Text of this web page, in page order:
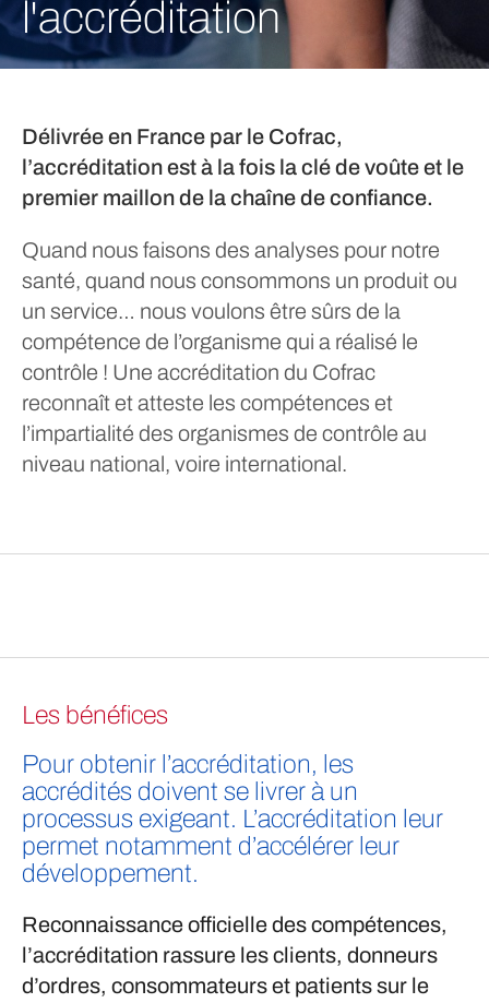
l'accréditation
Délivrée en France par le Cofrac,
l’accréditation est à la fois la clé de voûte et le
premier maillon de la chaîne de confiance.
Quand nous faisons des analyses pour notre
santé, quand nous consommons un produit ou
un service… nous voulons être sûrs de la
compétence de l’organisme qui a réalisé le
contrôle ! Une accréditation du Cofrac
reconnaît et atteste les compétences et
l’impartialité des organismes de contrôle au
niveau national, voire international.
Les bénéfices
Pour obtenir l’accréditation, les
accrédités doivent se livrer à un
processus exigeant. L’accréditation leur
permet notamment d’accélérer leur
développement.
Reconnaissance officielle des compétences,
l’accréditation rassure les clients, donneurs
d’ordres, consommateurs et patients sur le